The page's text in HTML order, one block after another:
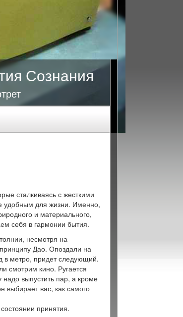
Сознания
сталкиваясь с жесткими
удобным для жизни. Именно,
и материального,
себя в гармонии бытия.
несмотря на
Дао. Опоздали на
в метро, придет следующий.
смотрим кино. Ругается
надо выпустить пар, а кроме
выбирает вас, как самого
принятия.